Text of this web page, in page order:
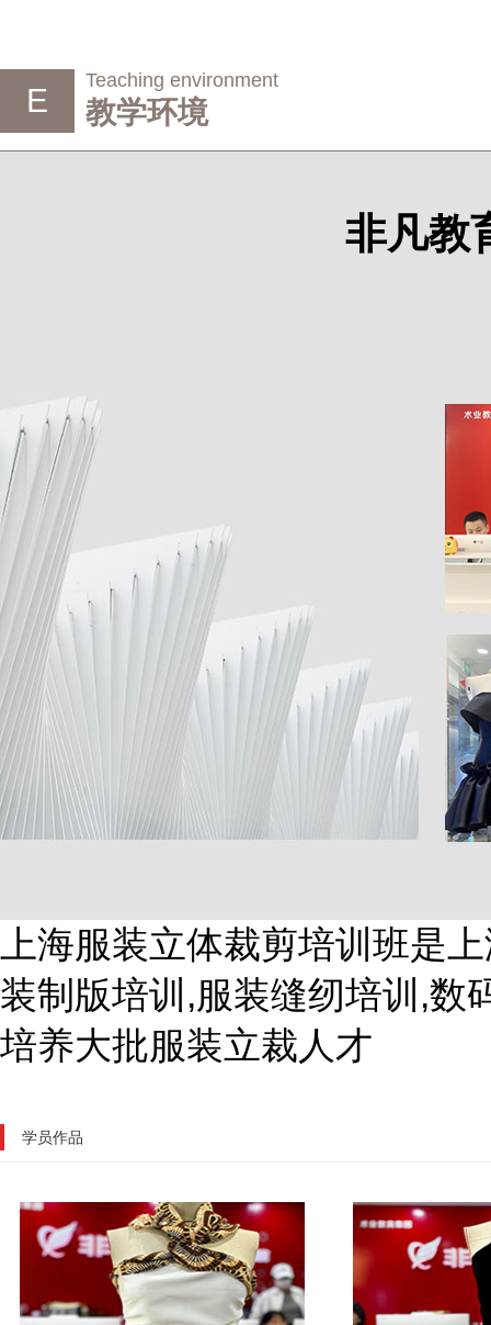
E
Teaching environment
教学环境
非凡教
上海服装立体裁剪培训班是
装制版培训,服装缝纫培训,数
培养大批服装立裁人才
学员作品